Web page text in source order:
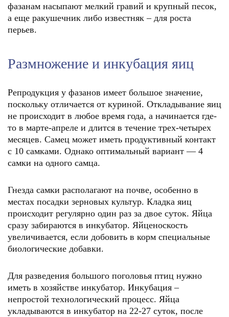
фазанам насыпают мелкий гравий и крупный песок,
а еще ракушечник либо известняк – для роста
перьев.
Размножение и инкубация яиц
Репродукция у фазанов имеет большое значение,
поскольку отличается от куриной. Откладывание яиц
не происходит в любое время года, а начинается где-
то в марте-апреле и длится в течение трех-четырех
месяцев. Самец может иметь продуктивный контакт
с 10 самками. Однако оптимальный вариант — 4
самки на одного самца.
Гнезда самки располагают на почве, особенно в
местах посадки зерновых культур. Кладка яиц
происходит регулярно один раз за двое суток. Яйца
сразу забираются в инкубатор. Яйценоскость
увеличивается, если добовить в корм специальные
биологические добавки.
Для разведения большого поголовья птиц нужно
иметь в хозяйстве инкубатор. Инкубация –
непростой технологический процесс. Яйца
укладываются в инкубатор на 22-27 суток, после